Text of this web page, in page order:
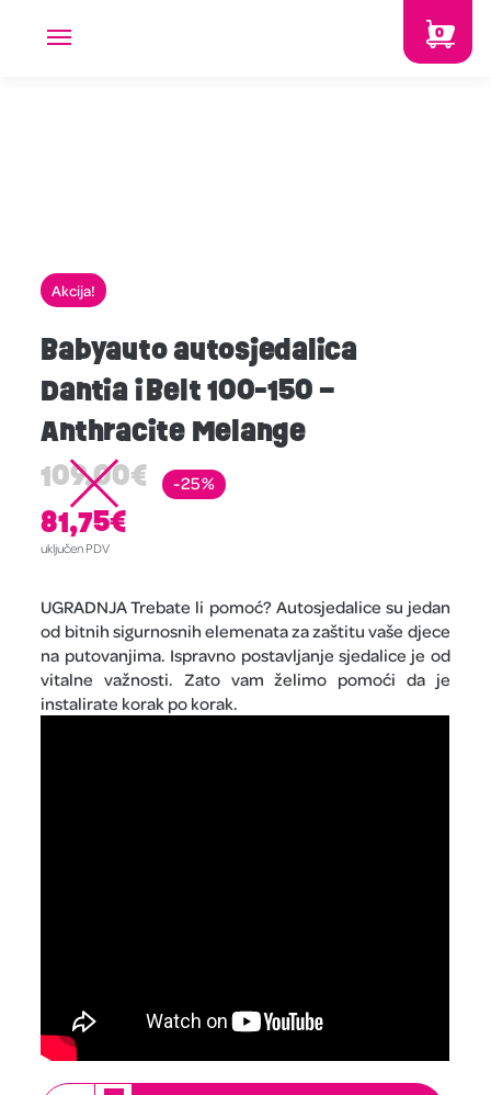
0
Akcija!
Babyauto autosjedalica
Dantia iBelt 100-150 –
Anthracite Melange
109,00€
81,75€
uključen PDV
-25%
UGRADNJA Trebate li pomoć? Autosjedalice su jedan
od bitnih sigurnosnih elemenata za zaštitu vaše djece
na putovanjima. Ispravno postavljanje sjedalice je od
vitalne važnosti. Zato vam želimo pomoći da je
instalirate korak po korak.